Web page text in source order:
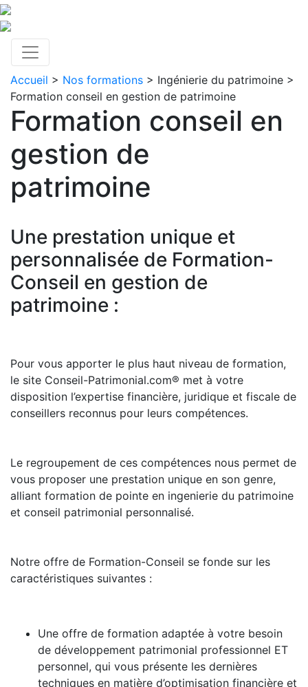
Accueil > Nos formations > Ingénierie du patrimoine >
Formation conseil en gestion de patrimoine
Formation conseil en
gestion de
patrimoine
Une prestation unique et
personnalisée de Formation-
Conseil en gestion de
patrimoine :
Pour vous apporter le plus haut niveau de formation,
le site Conseil-Patrimonial.com® met à votre
disposition l’expertise financière, juridique et fiscale de
conseillers reconnus pour leurs compétences.
Le regroupement de ces compétences nous permet de
vous proposer une prestation unique en son genre,
alliant formation de pointe en ingenierie du patrimoine
et conseil patrimonial personnalisé.
Notre offre de Formation-Conseil se fonde sur les
caractéristiques suivantes :
Une offre de formation adaptée à votre besoin
de développement patrimonial professionnel ET
personnel, qui vous présente les dernières
techniques en matière d’optimisation financière et